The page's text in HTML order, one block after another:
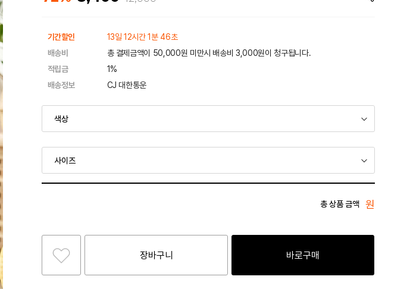
기간할인
13일 12시간 1분 46초
배송비
총 결제금액이 50,000원 미만시 배송비 3,000원이 청구됩니다.
적립금
1%
배송정보
CJ 대한통운
총 상품 금액 원
장바구니 바로구매